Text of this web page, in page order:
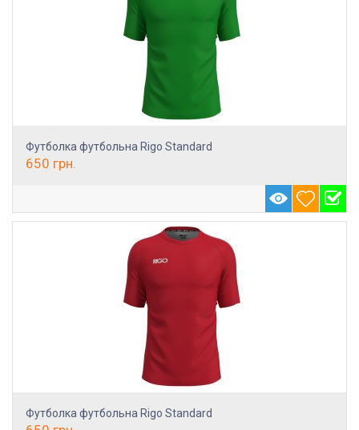
Футболка футбольна Rigo Standard
650 грн.
Футболка футбольна Rigo Standard